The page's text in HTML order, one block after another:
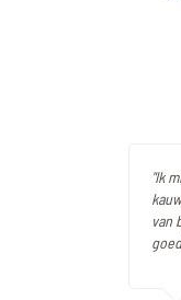
"Ik
van